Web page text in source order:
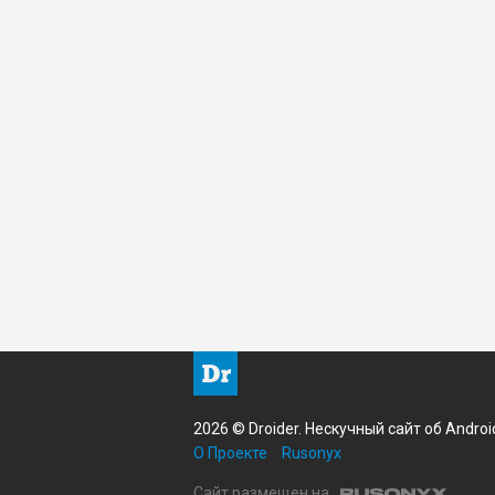
2026 © Droider. Нескучный сайт об
О Проекте
Rusonyx